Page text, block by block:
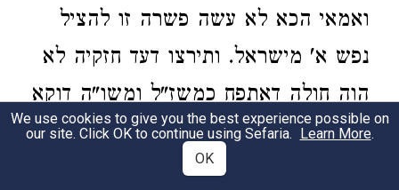
ואמאי הכא לא עשה פשרה זו להציל
נפש א' מישראל. ותירצו דעד חזקיה לא
הוה חולה דאתפח כמשז"ל ומשו"ה דוקא
בחזקיה ע"ה דגלוי וידוע לפניו יתברך
שיתפלל ויבכה ועי"ז יתבטל מה שלא
We use cookies to give you the best experience possible on
our site. Click OK to continue using Sefaria. Learn More.
OK